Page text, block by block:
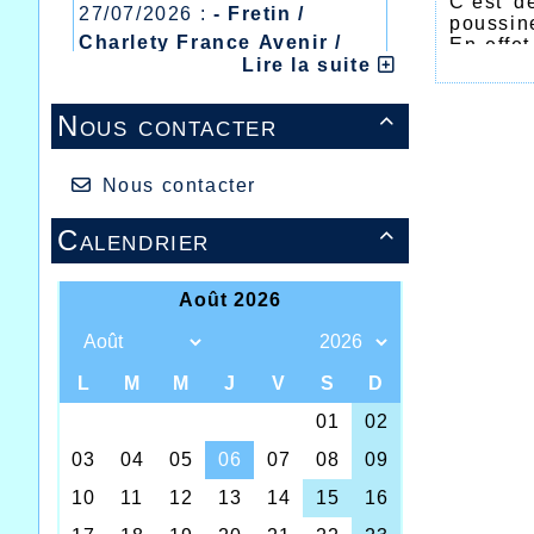
27/07/2026 : - Fretin /
Charlety France Avenir /
Heusden Zolder
20/07/2026 :- Courtrai /
Mont des Cats
Meeting Abeilles /
Régionaux /
Lire la suite

Nous contacter
Nous contacter

Calendrier
En
points